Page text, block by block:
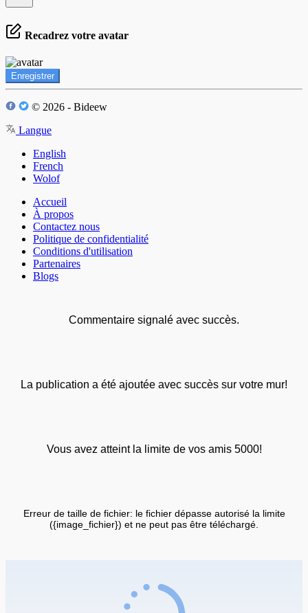
Recadrez votre avatar
Enregistrer
© 2026 - Bideew
Langue
English
French
Wolof
Accueil
À propos
Contactez nous
Politique de confidentialité
Conditions d'utilisation
Partenaires
Blogs
Commentaire signalé avec succès.
La publication a été ajoutée avec succès sur votre mur!
Vous avez atteint la limite de vos amis 5000!
Erreur de taille de fichier: le fichier dépasse autorisé la limite
({image_fichier}) et ne peut pas être téléchargé.